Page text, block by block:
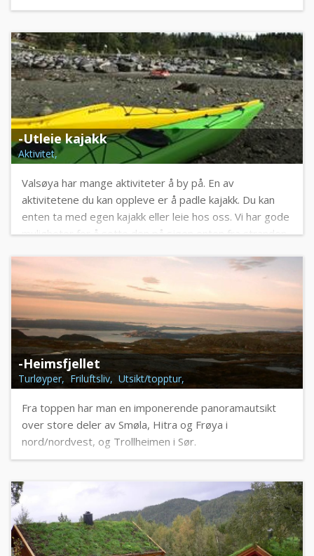
-Utleie kajakk
Aktivitet,
Valsøya har mange aktiviteter å by på. En av
aktivitetene du kan oppleve er å padle kajakk. Du kan
enten ta med egen kajakk eller leie hos oss. Vi har gode
muligheter for å sette den på sjøen enten fra stranden
-Heimsfjellet
Turløyper, Friluftsliv, Utsikt/topptur,
Fra toppen har man en imponerende panoramautsikt
over store deler av Smøla, Hitra og Frøya i
nord/nordvest, og Trollheimen i Sør.